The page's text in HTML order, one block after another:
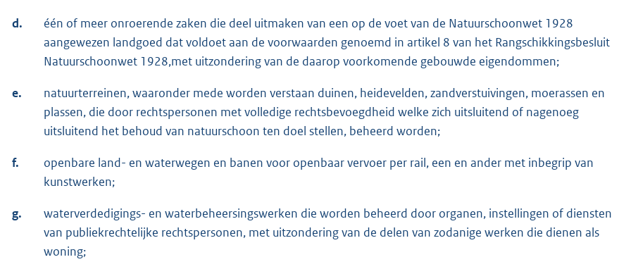
d.
één of meer onroerende zaken die deel uitmaken van een op de voet van de Natuurschoonwet 1928
aangewezen landgoed dat voldoet aan de voorwaarden genoemd in artikel 8 van het Rangschikkingsbesluit
Natuurschoonwet 1928,met uitzondering van de daarop voorkomende gebouwde eigendommen;
e.
natuurterreinen, waaronder mede worden verstaan duinen, heidevelden, zandverstuivingen, moerassen en
plassen, die door rechtspersonen met volledige rechtsbevoegdheid welke zich uitsluitend of nagenoeg
uitsluitend het behoud van natuurschoon ten doel stellen, beheerd worden;
f.
openbare land- en waterwegen en banen voor openbaar vervoer per rail, een en ander met inbegrip van
kunstwerken;
g.
waterverdedigings- en waterbeheersingswerken die worden beheerd door organen, instellingen of diensten
van publiekrechtelijke rechtspersonen, met uitzondering van de delen van zodanige werken die dienen als
woning;